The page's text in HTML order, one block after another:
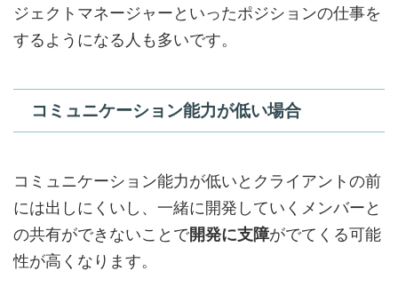
ジェクトマネージャーといったポジションの仕事を
するようになる人も多いです。
コミュニケーション能力が低い場合
コミュニケーション能力が低いとクライアントの前
には出しにくいし、一緒に開発していくメンバーと
の共有ができないことで開発に支障がでてくる可能
性が高くなります。